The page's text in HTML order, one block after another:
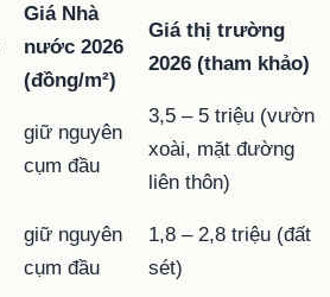
Giá Nhà
nước 2026
(đồng/m²)
Giá thị trường
2026 (tham khảo)
giữ nguyên
cụm đầu
3,5 – 5 triệu (vườn
xoài, mặt đường
liên thôn)
giữ nguyên
cụm đầu
1,8 – 2,8 triệu (đất
sét)